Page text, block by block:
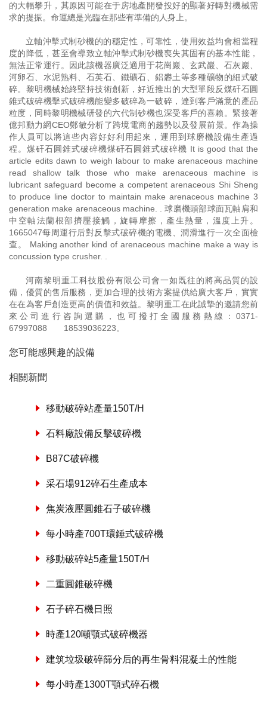
的大幅攀升，其原因可能在于房地產開發投好的顯著好轉對機械需
求的提振。命運總是光臨在那些有準備的人身上。
立軸沖擊式制砂機的的穩定性，可靠性，使用效益均會相當程
度的降低，甚至會導致立軸沖擊式制砂機喪失其固有的基本性能，
無法正常運行。因此該機器廣泛適用于花崗巖、玄武巖、石灰巖、
河卵石、水泥熟料、石英石、鐵礦石、鋁礬土等多種礦物的細式破
碎。黎明機械始終堅持技術創新，好近推出的大型單段反煤矸石圓
錐式破碎機擊式破碎機能變多破碎為一破碎，達到客戶滿意的產品
粒度，同時黎明機械研發的六代制砂機也深受客戶的喜賴。緊接著
億邦動力網CEO鄭敏分析了跨境電商的趨勢以及發展前景。作為操
作人員可以將這些內容好好利用起來，運用到球磨機設備生產過
程。煤矸石圓錐式破碎機煤矸石圓錐式破碎機 It is good that the
article edits dawn to weigh labour to make arenaceous machine
read shallow talk those who make arenaceous machine is
lubricant safeguard become a competent arenaceous Shi Sheng
to produce line doctor to maintain make arenaceous machine 3
generation make arenaceous machine. . 球磨機頭部球面瓦軸肩和
中空軸法蘭根部擠壓接觸，旋轉摩擦，產生熱量，溫度上升。
1665047每周運行后對反擊式破碎機的電機、潤滑進行一次全面檢
查。 Making another kind of arenaceous machine make a way is
concussion type crusher. .
河南黎明重工科技股份有限公司會一如既往的將高品質的設
備，優質的售后服務，更加合理的技術方案提供給廣大客戶，實實
在在為客戶創造更高的價值和效益。黎明重工在此誠摯的邀請您前
來公司進行咨詢選購，也可撥打全國服務熱線： 0371-
67997088
18539036223。
您可能感興趣的設備
相關新聞
移動破碎站產量150T/H
石料廠設備反擊破碎機
B87C破碎機
采石場912碎石生產成本
焦炭液壓圓錐石子破碎機
每小時產700T環錘式破碎機
移動破碎站5產量150T/H
二重圓錐破碎機
石子碎石機日照
時產120噸顎式破碎機器
建筑垃圾破碎篩分后的再生骨料混凝土的性能
每小時產1300T顎式碎石機